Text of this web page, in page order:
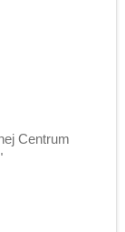
Centrum